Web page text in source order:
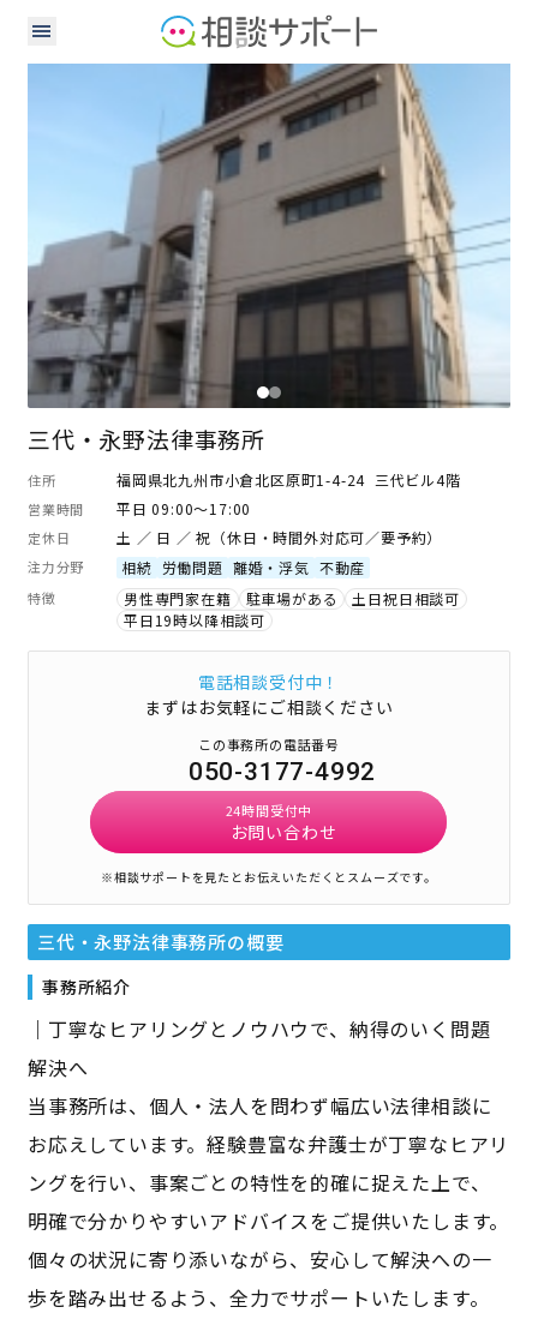
三代・永野法律事務所
住所 福岡県北九州市小倉北区原町1-4-24 三代ビル4階
営業時間 平日 09:00～17:00
定休日 土 ／ 日 ／ 祝（休日・時間外対応可／要予約）
注力分野 相続 労働問題 離婚・浮気 不動産
特徴 男性専門家在籍 駐車場がある
土日祝日相談可
平日19時以降相談可
電話相談受付中！
まずはお気軽にご相談ください
この事務所の電話番号
050-3177-4992
24時間受付中
お問い合わせ
※相談サポートを見たとお伝えいただくとスムーズです。
三代・永野法律事務所の概要
事務所紹介
｜丁寧なヒアリングとノウハウで、納得のいく問題
解決へ
当事務所は、個人・法人を問わず幅広い法律相談に
お応えしています。経験豊富な弁護士が丁寧なヒアリ
ングを行い、事案ごとの特性を的確に捉えた上で、
明確で分かりやすいアドバイスをご提供いたします。
個々の状況に寄り添いながら、安心して解決への一
歩を踏み出せるよう、全力でサポートいたします。